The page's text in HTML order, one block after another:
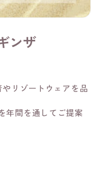
ンザ
リゾートウェアを品
年間を通してご提案